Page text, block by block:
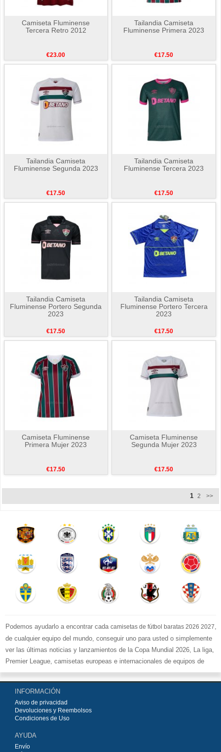
Camiseta Fluminense
Tercera Retro 2012
€23.00
Tailandia Camiseta
Fluminense Primera 2023
€17.50
Tailandia Camiseta
Fluminense Segunda 2023
€17.50
Tailandia Camiseta
Fluminense Tercera 2023
€17.50
Tailandia Camiseta
Fluminense Portero Segunda
2023
€17.50
Tailandia Camiseta
Fluminense Portero Tercera
2023
€17.50
Camiseta Fluminense
Primera Mujer 2023
€17.50
Camiseta Fluminense
Segunda Mujer 2023
€17.50
1 2 >>
Podemos ayudarlo a encontrar cada camisetas de fútbol baratas 2026 2027
de cualquier equipo del mundo, conseguir uno para usted o simplemente
ver las últimas noticias y lanzamientos de la Copa Mundial 2026, La liga,
Premier League, camisetas europeas e internacionales de equipos de
fútbol y kits.
Comprecamisetas de fútbol baratas replicasen la tienda deportiva
más grande de Europa. ¡Grandes ofertas en todas las camisetas del club
de fútbol, ​​kits europeos e internacionales, todo a los precios más bajos!
Compre nuestra gran selección de
INFORMACIÓN
Aviso de privacidad
Devoluciones y Reembolsos
Condiciones de Uso
AYUDA
Envío